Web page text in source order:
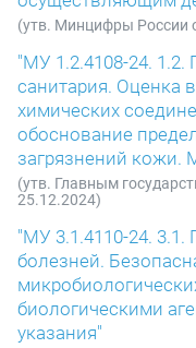
(утв. Минцифры России
"МУ 1.2.4108-24. 1.2.
санитария. Оценка
химических
обоснование
загрязнений кожи.
(утв. Главным
25.12.2024)
"МУ 3.1.4110-24.
болезней.
биологическими
указания"